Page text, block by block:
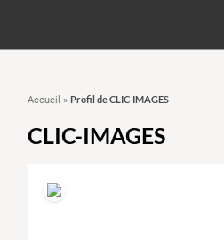
Accueil » Profil de CLIC-IMAGES
CLIC-IMAGES